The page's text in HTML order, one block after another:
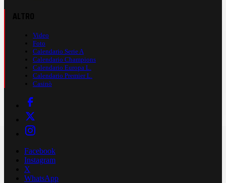
Video
Foto
Calendario Serie A
Calendario Champions
Calendario Europa L.
Calendario Premier L.
Casinò
Facebook
Instagram
X
WhatsApp